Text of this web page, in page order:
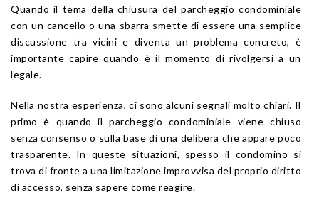
Quando il tema della chiusura del parcheggio condominiale
con un cancello o una sbarra smette di essere una semplice
discussione tra vicini e diventa un problema concreto, è
importante capire quando è il momento di rivolgersi a un
legale.
Nella nostra esperienza, ci sono alcuni segnali molto chiari. Il
primo è quando il parcheggio condominiale viene chiuso
senza consenso o sulla base di una delibera che appare poco
trasparente. In queste situazioni, spesso il condomino si
trova di fronte a una limitazione improvvisa del proprio diritto
di accesso, senza sapere come reagire.